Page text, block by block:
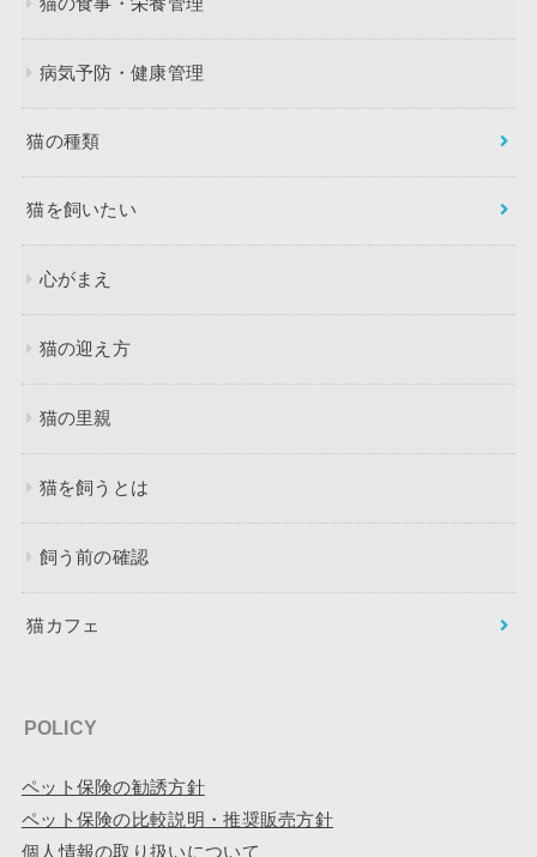
病気予防・健康管理
猫の種類
猫を飼いたい
心がまえ
猫の迎え方
猫の里親
猫を飼うとは
飼う前の確認
猫カフェ
POLICY
ペット保険の勧誘方針
ペット保険の比較説明・推奨販売方針
個人情報の取り扱いについて